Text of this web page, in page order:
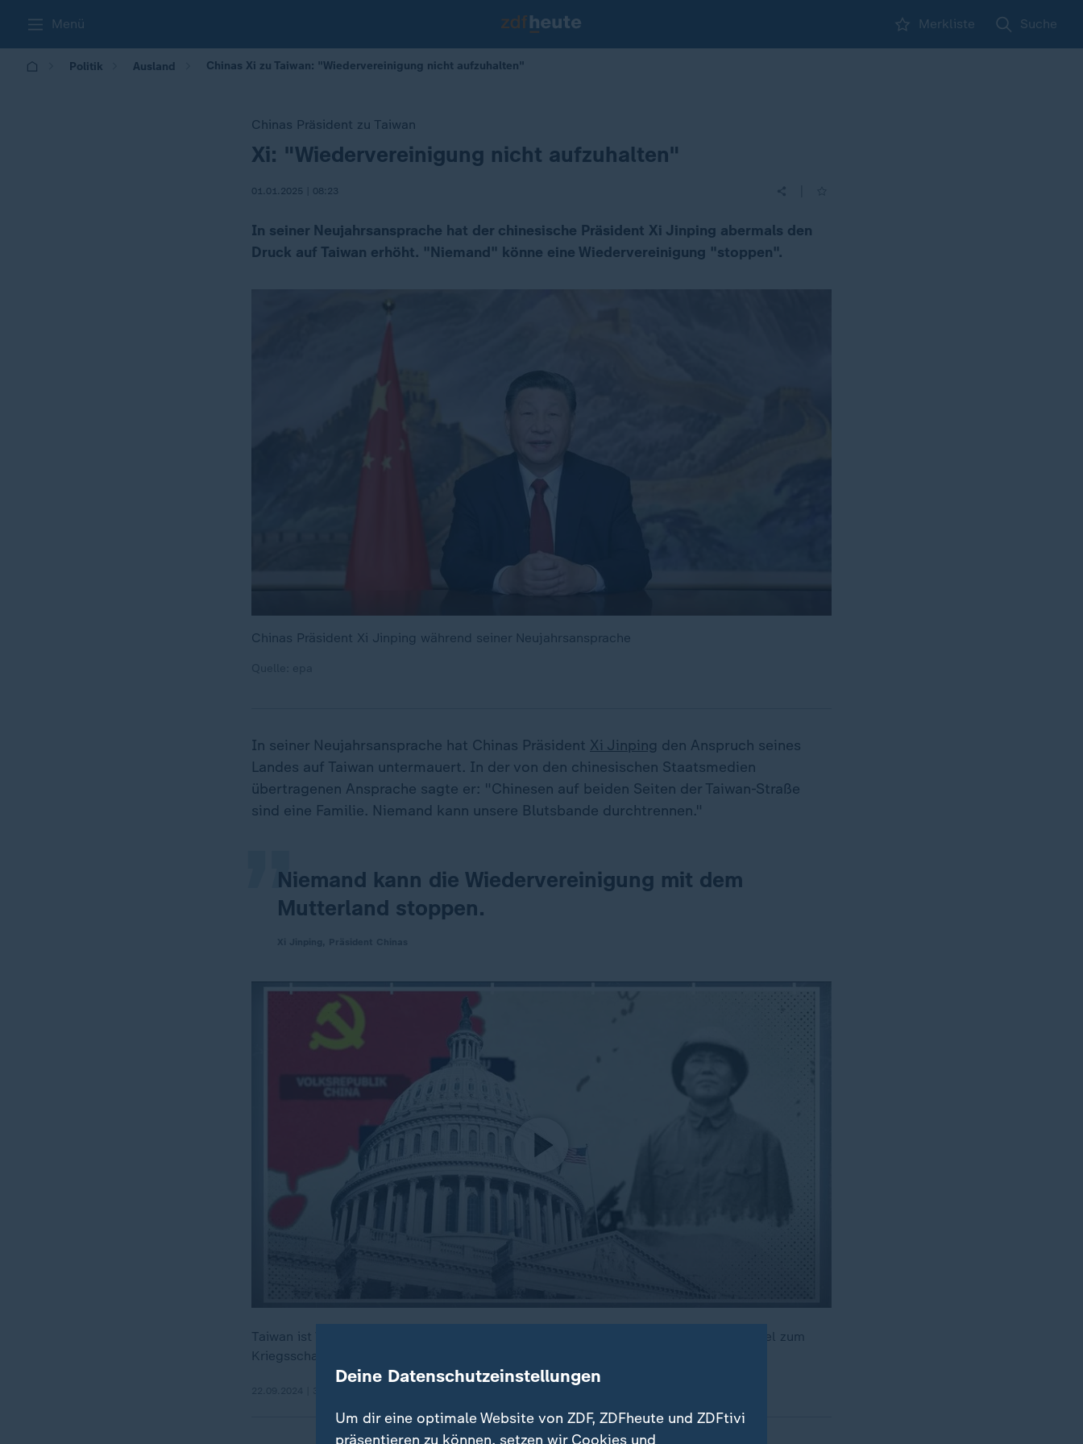
Menü Merkliste Suche
Politik Ausland Chinas Xi zu Taiwan: "Wiedervereinigung nicht aufzuhalten"
Chinas Präsident zu Taiwan
:
Xi: "Wiedervereinigung nicht aufzuhalten"
01.01.2025 | 08:23
In seiner Neujahrsansprache hat der chinesische Präsident Xi Jinping abermals den
Druck auf Taiwan erhöht. "Niemand" könne eine Wiedervereinigung "stoppen".
Chinas Präsident Xi Jinping während seiner Neujahrsansprache
In seiner Neujahrsansprache hat Chinas Präsident Xi Jinping den Anspruch seines
Landes auf Taiwan untermauert. In der von den chinesischen Staatsmedien
übertragenen Ansprache sagte er: "Chinesen auf beiden Seiten der Taiwan-Straße
sind eine Familie. Niemand kann unsere Blutsbande durchtrennen."
Niemand kann die Wiedervereinigung mit dem
Mutterland stoppen.
„
Taiwan ist Vorzeige-Demokratie und Wirtschaftsmacht. Die Sorge steigt, dass die Insel zum
Kriegsschauplatz werden könnte. Ein Konflikt, der vor etwa hundert Jahren begann.
Deine Datenschutzeinstellungen
Um dir eine optimale Website von ZDF, ZDFheute und ZDFtivi
präsentieren zu können, setzen wir Cookies und